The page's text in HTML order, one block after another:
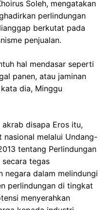
Soleh, mengatakan
perlindungan
berkutat pada
penjualan.
hal mendasar seperti
panen, atau jaminan
dia, Minggu
disapa Eros itu,
melalui Undang-
tentang Perlindungan
secara tegas
negara dalam melindungi
perlindungan di tingkat
menyerahkan